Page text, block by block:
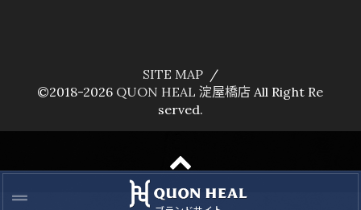
SITE MAP
©2018-2026 QUON HEAL 淀屋橋店 All Right Re
served.